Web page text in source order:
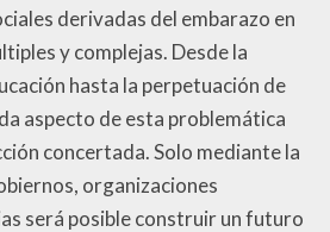
derivadas del embarazo en
y complejas. Desde la
hasta la perpetuación de
aspecto de esta problemática
concertada. Solo mediante la
organizaciones
será posible construir un futuro